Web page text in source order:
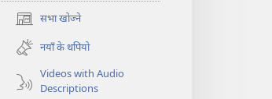
सभा खोज्ने
(ब्राउजरको
अर्को
ट्याबमा
पृष्ठ
नयाँ के थपियो
Videos with Audio
Descriptions